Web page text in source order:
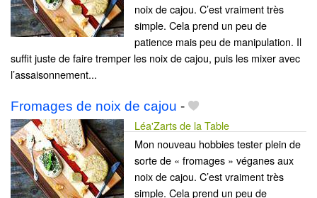
noix de cajou. C’est vraiment très
simple. Cela prend un peu de
patience mais peu de manipulation. Il
suffit juste de faire tremper les noix de cajou, puis les mixer avec
l’assaisonnement...
Fromages de noix de cajou -
Léa'Zarts de la Table
Mon nouveau hobbies tester plein de
sorte de « fromages » véganes aux
noix de cajou. C’est vraiment très
simple. Cela prend un peu de